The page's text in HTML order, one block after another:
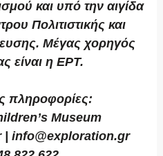
και υπό την αιγίδα
Πολιτιστικής και
Μέγας χορηγός
είναι η ΕΡΤ.
πληροφορίες:
Museum
| info@exploration.gr